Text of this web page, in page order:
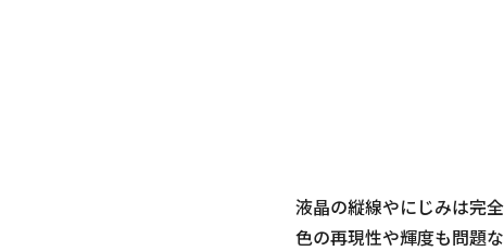
液晶の縦線やにじみは完
色の再現性や輝度も問題